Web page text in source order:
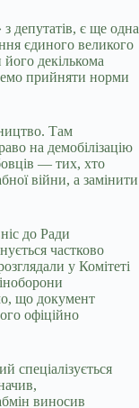
з депутатів, є ще одна
єдиного великого
декількома
прийняти норми
Там
на демобілізацію
— тих, хто
війни, а замінити
до Ради
частково
у Комітеті
що документ
офіційно
спеціалізується
виносив